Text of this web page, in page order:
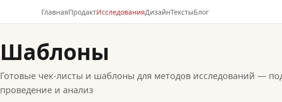
ГлавнаяПродактИсследованияДизайнТекстыБлог
Шаблоны
Готовые чек-листы и шаблоны для методов исследований —
проведение и анализ